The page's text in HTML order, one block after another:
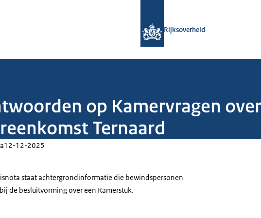
Rijksoverheid
op Kamervragen over
Ternaard
12-12-2025
staat achtergrondinformatie die bewindspersonen
de besluitvorming over een Kamerstuk.